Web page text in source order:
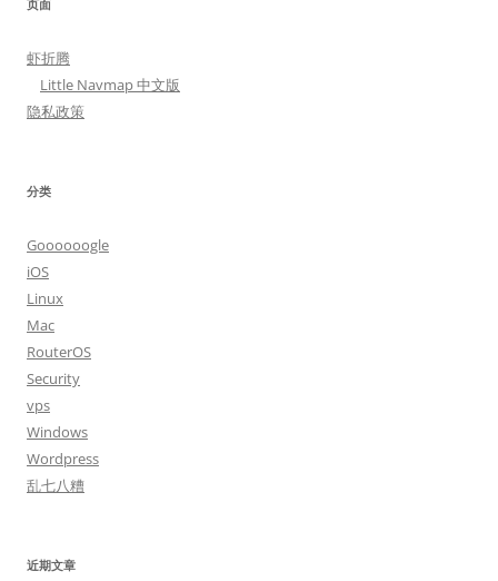
页面
虾折腾
Little Navmap 中文版
隐私政策
分类
Goooooogle
iOS
Linux
Mac
RouterOS
Security
vps
Windows
Wordpress
乱七八糟
近期文章